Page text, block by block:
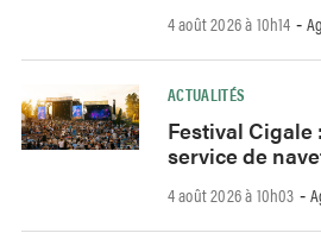
4 août 2026 à 10h14 -
ACTUALITÉS
Festival Cigale
service de
4 août 2026 à 10h03 -